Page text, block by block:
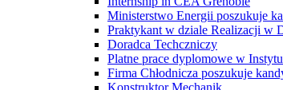
Ministerstwo Energii poszukuje
Praktykant w dziale Realizacji w
Doradca Techczniczy
Platne prace dyplomowe w
Firma Chłodnicza poszukuje
Konstruktor Mechanik